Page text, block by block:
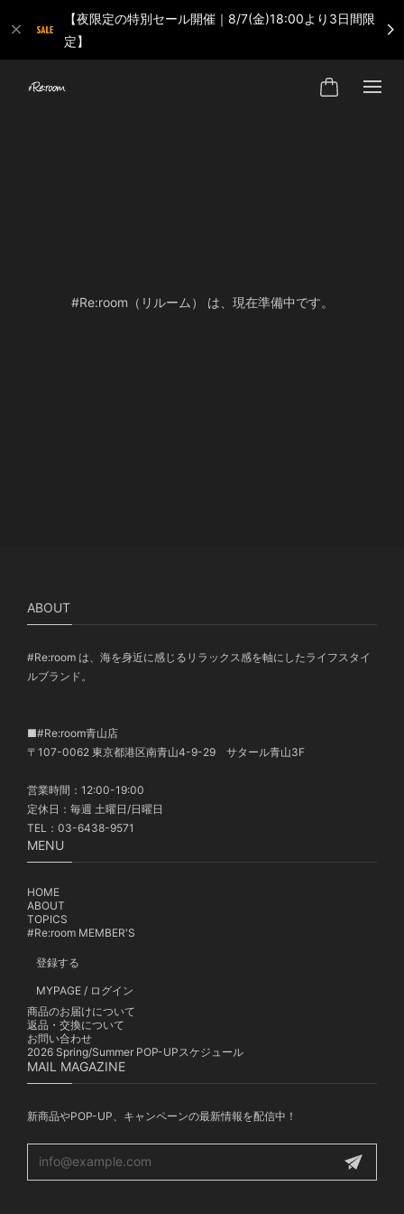
【夜限定の特別セール開催｜8/7(金)18:00より3日間限
定】
#Re:room（リルーム） は、現在準備中です。
ABOUT
#Re:room は、海を身近に感じるリラックス感を軸にしたライフスタイ
ルブランド。
■#Re:room青山店
〒107-0062 東京都港区南青山4-9-29 サタール青山3F
営業時間：12:00-19:00
定休日：毎週 土曜日/日曜日
TEL：03-6438-9571
MENU
HOME
ABOUT
TOPICS
#Re:room MEMBER'S
登録する
MYPAGE / ログイン
商品のお届けについて
返品・交換について
お問い合わせ
2026 Spring/Summer POP-UPスケジュール
MAIL MAGAZINE
新商品やPOP-UP、キャンペーンの最新情報を配信中！